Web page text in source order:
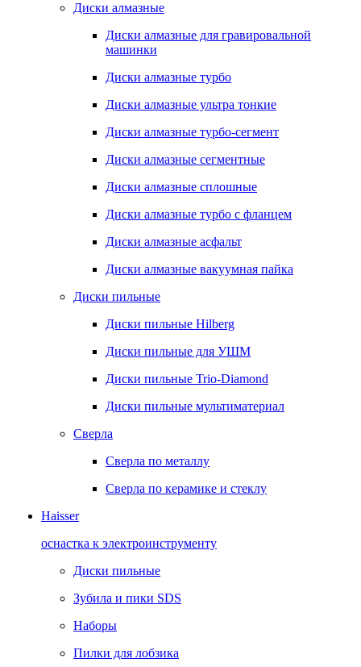
Диски алмазные
Диски алмазные для гравировальной
машинки
Диски алмазные турбо
Диски алмазные ультра тонкие
Диски алмазные турбо-сегмент
Диски алмазные сегментные
Диски алмазные сплошные
Диски алмазные турбо с фланцем
Диски алмазные асфальт
Диски алмазные вакуумная пайка
Диски пильные
Диски пильные Hilberg
Диски пильные для УШМ
Диски пильные Trio-Diamond
Диски пильные мультиматериал
Сверла
Сверла по металлу
Сверла по керамике и стеклу
Haisser
оснастка к электроинструменту
Диски пильные
Зубила и пики SDS
Наборы
Пилки для лобзика